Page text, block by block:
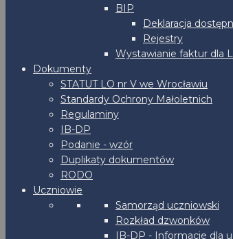
BIP
Deklaracja
Rejestry
Wystawianie faktur dla
Dokumenty
STATUT LO nr V we Wrocławiu
Standardy Ochrony Małoletnich
Regulaminy
IB-DP
Podanie - wzór
Duplikaty dokumentów
RODO
Uczniowie
Samorząd uczniowski
Rozkład dzwonków
IB-DP - Informacje dla